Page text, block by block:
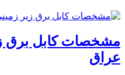
مشخصات کابل برق
عراق